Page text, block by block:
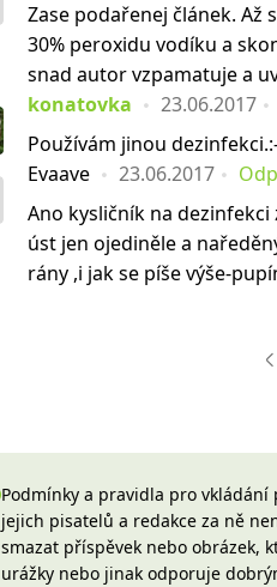
Zase podařenej článek.
30% peroxidu vodíku a
snad autor vzpamatuje a
konatovka
23.06.2017
Používám jinou
Evaave
23.06.2017
Ano kysličník na
úst jen ojediněle a
rány ,i jak se píše výše-
Podmínky a pravidla pro
jejich pisatelů a redakce za ně
smazat příspěvek nebo obrázek,
urážky nebo jinak odporuje